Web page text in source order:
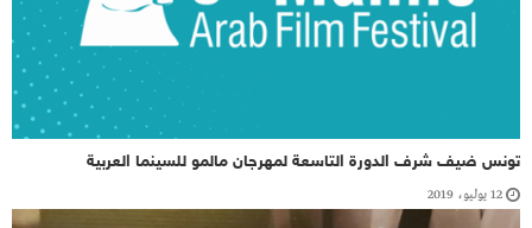
تونس ضيف شرف الدورة التاسعة لمهرجان مالمو للسينما العربية
12 يوليو، 2019